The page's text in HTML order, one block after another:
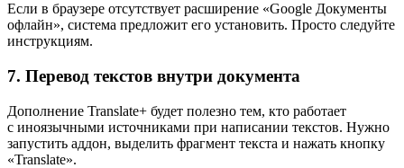
Если в браузере отсутствует расширение «Google Документы
офлайн», система предложит его установить. Просто следуйте
инструкциям.
7. Перевод текстов внутри документа
Дополнение Translate+ будет полезно тем, кто работает
с иноязычными источниками при написании текстов. Нужно
запустить аддон, выделить фрагмент текста и нажать кнопку
«Translate».